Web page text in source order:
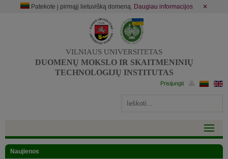
Patekote į pirmąjį lietuvišką domeną. Daugiau informacijos ✕
VILNIAUS UNIVERSITETAS
DUOMENŲ MOKSLO IR SKAITMENINIŲ
TECHNOLOGIJŲ INSTITUTAS
Naujienos